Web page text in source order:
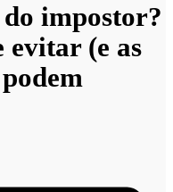
impostor?
evitar (e as